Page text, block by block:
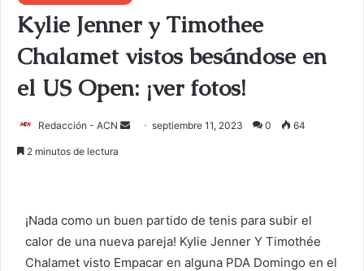
Kylie Jenner y Timothee
Chalamet vistos besándose en
el US Open: ¡ver fotos!
Redacción - ACN
r
u
n
septiembre 11, 2023 0 64
2 minutos de lectura
¡Nada como un buen partido de tenis para subir el
calor de una nueva pareja! Kylie Jenner Y Timothée
Chalamet visto Empacar en alguna PDA Domingo en el